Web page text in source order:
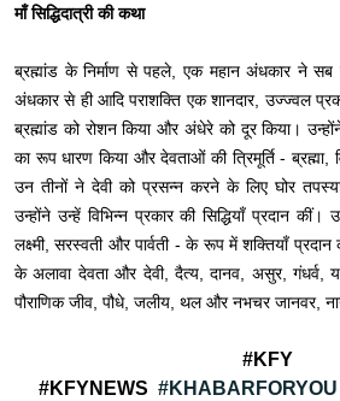
माँ सिद्धिदात्री की कथा
ब्रह्मांड के निर्माण से पहले, एक महान अंधकार ने
अंधकार से ही आदि पराशक्ति एक शानदार, उज्ज्वल
ब्रह्मांड को रोशन किया और अंधेरे को दूर किया।
का रूप धारण किया और देवताओं की त्रिमूर्ति - ब्रह्मा,
उन तीनों ने देवी को प्रसन्न करने के लिए घोर
उन्होंने उन्हें विभिन्न प्रकार की सिद्धियाँ प्रदान कीं।
लक्ष्मी, सरस्वती और पार्वती - के रूप में शक्तियाँ
के अलावा देवता और देवी, दैत्य, दानव, असुर, गंधर्व,
पौराणिक जीव, पौधे, जलीय, थल और नभचर जानवर,
#KFY
#KFYNEWS #KHABARFORYOU